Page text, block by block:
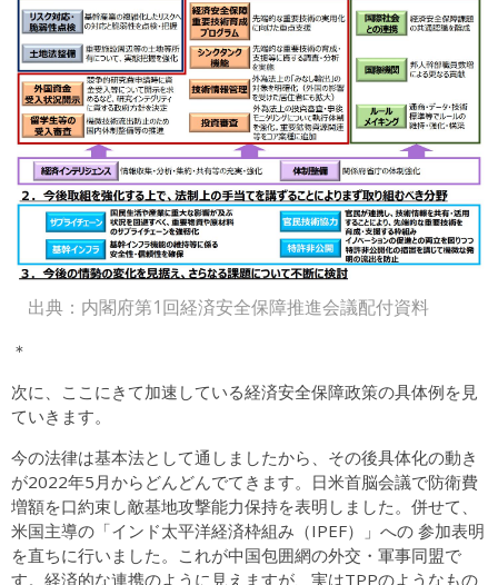
出典：内閣府第1回経済安全保障推進会議配付資料
＊
次に、ここにきて加速している経済安全保障政策の具体例を見
ていきます。
今の法律は基本法として通しましたから、その後具体化の動き
が2022年5月からどんどんでてきます。日米首脳会議で防衛費
増額を口約束し敵基地攻撃能力保持を表明しました。併せて、
米国主導の「インド太平洋経済枠組み（IPEF）」への 参加表明
を直ちに行いました。これが中国包囲網の外交・軍事同盟で
す。経済的な連携のように見えますが、実はTPPのようなもの